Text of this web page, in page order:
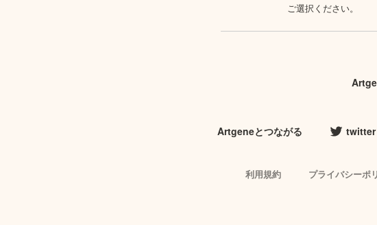
ご選択ください。
Artgeneとつながる twitter
利用規約 プライバシーポ